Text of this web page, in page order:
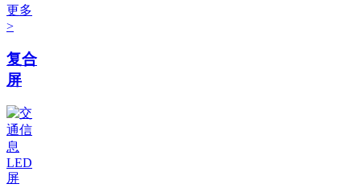
更多
>
复合
屏